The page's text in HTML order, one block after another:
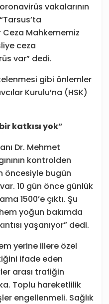
vakalarının
Ceza Mahkememiz
ceza
var” dedi.
gibi önlemler
Kurulu’na (HSK)
katkısı yok”
Dr. Mehmet
kontrolden
öncesiyle bugün
10 gün önce günlük
1500’e çıktı. Şu
yoğun bakımda
yaşanıyor” dedi.
yerine illere özel
ifade eden
arası trafiğin
Toplu hareketlilik
engellenmeli. Sağlık